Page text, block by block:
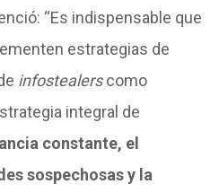
“Es indispensable que
estrategias de
infostealerscomo
integral de
constante, el
sospechosas y la